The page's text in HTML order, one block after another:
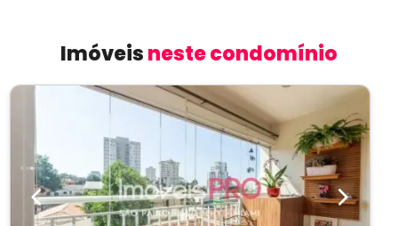
Imóveisneste condomínio
Previous Next